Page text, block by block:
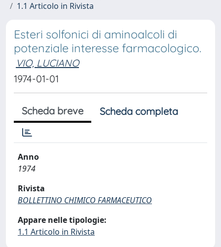
1.1 Articolo in Rivista
Esteri solfonici di aminoalcoli di
potenziale interesse farmacologico.
VIO, LUCIANO
1974-01-01
Scheda breve Scheda completa
Anno
1974
Rivista
BOLLETTINO CHIMICO FARMACEUTICO
Appare nelle tipologie:
1.1 Articolo in Rivista